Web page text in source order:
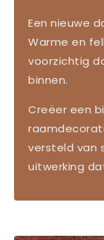
Een nieuwe
Warme en
voorzichtig
binnen.
Creëer een
versteld van
uitwerking